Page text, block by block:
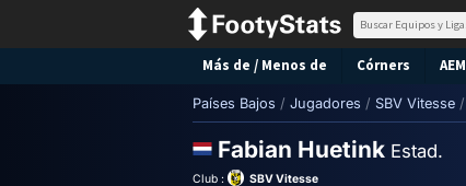
Más de / Menos de Córners AEM
Países Bajos / Jugadores / SBV Vitesse /
Fabian Huetink Estad.
Club :
SBV Vitesse